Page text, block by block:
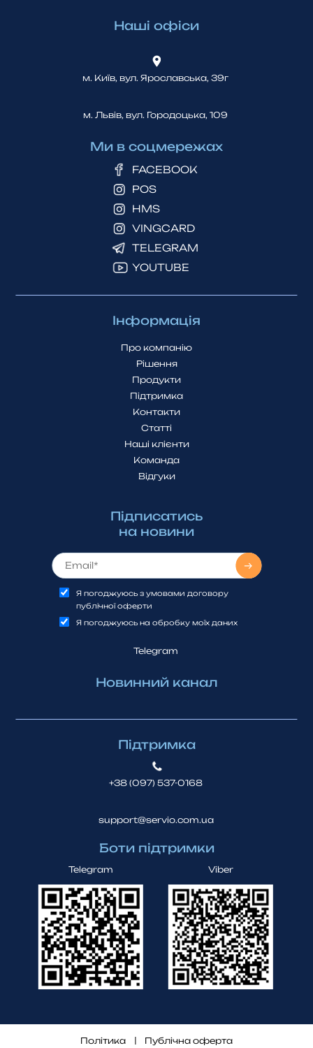
Наші офіси
м. Київ, вул. Ярославська, 39г
м. Львiв, вул. Городоцька, 109
Ми в соцмережах
FACEBOOK
POS
HMS
VINGCARD
TELEGRAM
YOUTUBE
Інформація
Про компанію
Рішення
Продукти
Підтримка
Контакти
Статті
Наші клієнти
Команда
Відгуки
Підписатись
на новини
Я погоджуюсь з умовами договору
публічної оферти
Я погоджуюсь на обробку моїх даних
Telegram
Новинний канал
Підтримка
+38 (097) 537-0168
support@servio.com.ua
Боти підтримки
Telegram Viber
Політика Публічна оферта